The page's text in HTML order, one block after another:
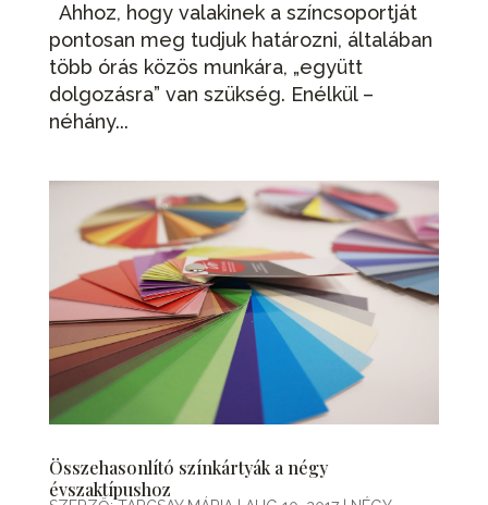
Ahhoz, hogy valakinek a színcsoportját
pontosan meg tudjuk határozni, általában
több órás közös munkára, „együtt
dolgozásra” van szükség. Enélkül –
néhány...
Összehasonlító színkártyák a négy
évszaktípushoz